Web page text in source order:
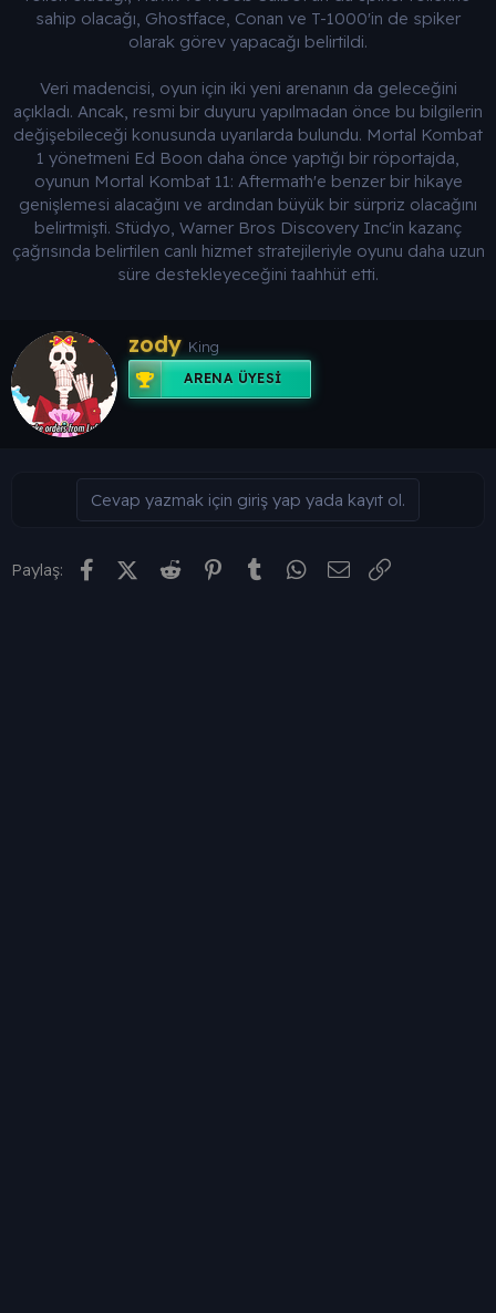
sahip olacağı, Ghostface, Conan ve T-1000'in de spiker
olarak görev yapacağı belirtildi.
Veri madencisi, oyun için iki yeni arenanın da geleceğini
açıkladı. Ancak, resmi bir duyuru yapılmadan önce bu bilgilerin
değişebileceği konusunda uyarılarda bulundu. Mortal Kombat
1 yönetmeni Ed Boon daha önce yaptığı bir röportajda,
oyunun Mortal Kombat 11: Aftermath'e benzer bir hikaye
genişlemesi alacağını ve ardından büyük bir sürpriz olacağını
belirtmişti. Stüdyo, Warner Bros Discovery Inc'in kazanç
çağrısında belirtilen canlı hizmet stratejileriyle oyunu daha uzun
süre destekleyeceğini taahhüt etti.
Y
a
z
a
zody King
ARENA ÜYESI
Cevap yazmak için giriş yap yada kayıt ol.
Paylaş: FacebookX (Twitter)
Reddit PinterestTumblr WhatsApp
E-posta